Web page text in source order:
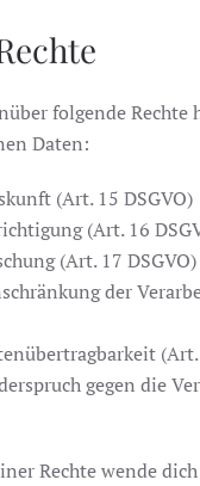
folgende
Daten:
(Art. 15 DSGVO)
(Art. 16
(Art. 17 DSGVO)
der
(Art.
gegen die
Rechte wende